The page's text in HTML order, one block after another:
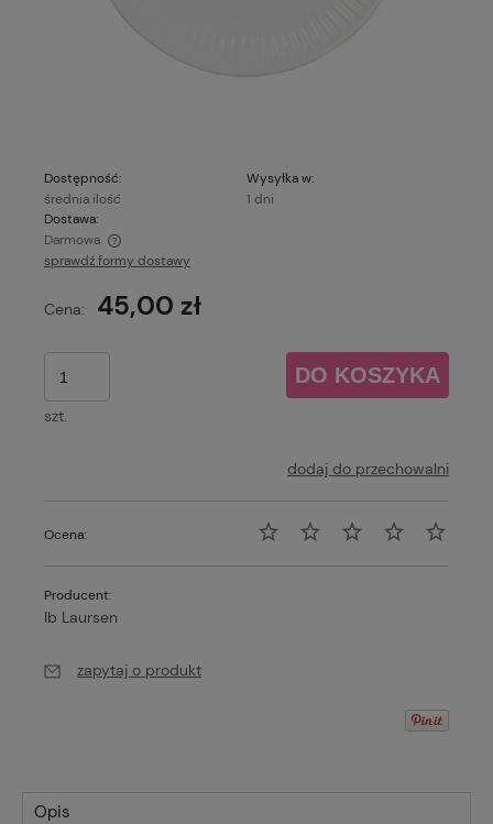
Dostępność:
średnia ilość
Wysyłka w:
1 dni
Dostawa:
Darmowa
Cena nie zawiera ewentualnych kosztów płatności
sprawdź formy dostawy
Cena: 45,00 zł
szt.
DO KOSZYKA
dodaj do przechowalni
Ocena:
Producent:
Ib Laursen
zapytaj o produkt
Opis